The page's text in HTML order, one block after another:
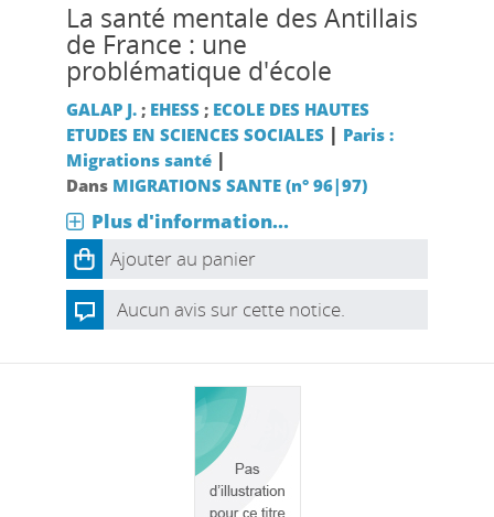
La santé mentale des Antillais
de France : une
problématique d'école
GALAP J.; EHESS; ECOLE DES HAUTES
ETUDES EN SCIENCES SOCIALES | Paris :
Migrations santé|
Dans MIGRATIONS SANTE (n° 96|97)
Plus d'information...
Ajouter au panier
Aucun avis sur cette notice.